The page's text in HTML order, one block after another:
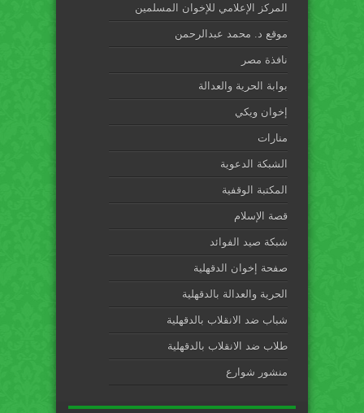
المركز الإعلامي للإخوان المسلمين
موقع د. محمد عبدالرحمن
نافذة مصر
بوابة الحرية والعدالة
إخوان ويكي
منارات
الشبكة الدعوية
المكتبة الوقفية
قصة الإسلام
شبكة صيد الفوائد
صفحة إخوان الدقهلية
الحرية والعدالة بالدقهلية
شباب ضد الانقلاب بالدقهلية
طلاب ضد الانقلاب بالدقهلية
منشور شوارع